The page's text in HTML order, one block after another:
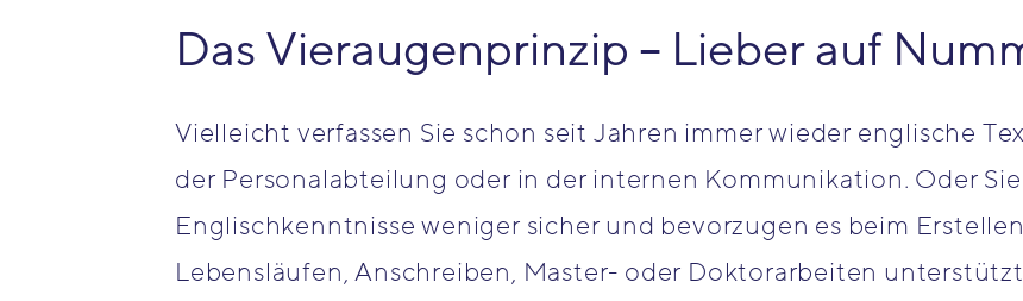
Das Vieraugenprinzip – Lieber auf
Vielleicht verfassen Sie schon seit Jahren immer wieder englische
der Personalabteilung oder in der internen Kommunikation. Oder
Englischkenntnisse weniger sicher und bevorzugen es beim
Lebensläufen, Anschreiben, Master- oder Doktorarbeiten